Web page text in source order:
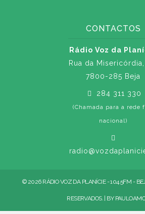
CONTACTOS
Rádio Voz da
Rua da
7800-285 Beja
284 311 330
(Chamada para a rede
nacional)
© 2026 RÁDIO VOZ DA PLANÍCIE - 104.5FM -
RESERVADOS. | BY